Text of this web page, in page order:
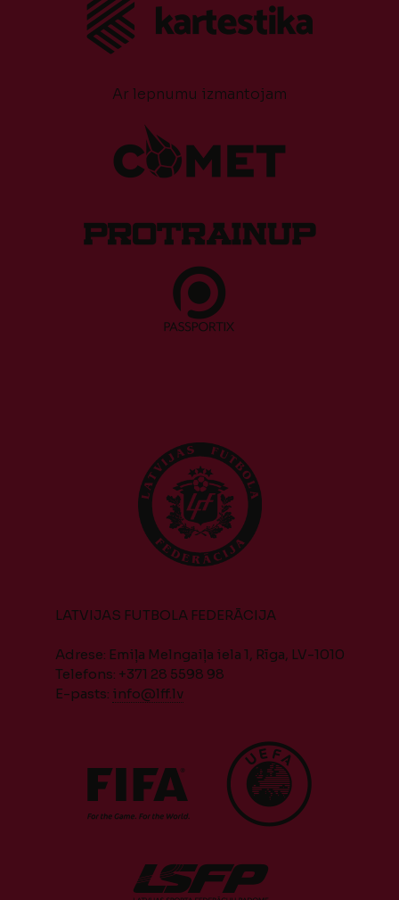
Ar lepnumu izmantojam
LATVIJAS FUTBOLA FEDERĀCIJA
Adrese: Emiļa Melngaiļa iela 1, Rīga, LV-1010
Telefons: +371 28 5598 98
E-pasts: info@lff.lv